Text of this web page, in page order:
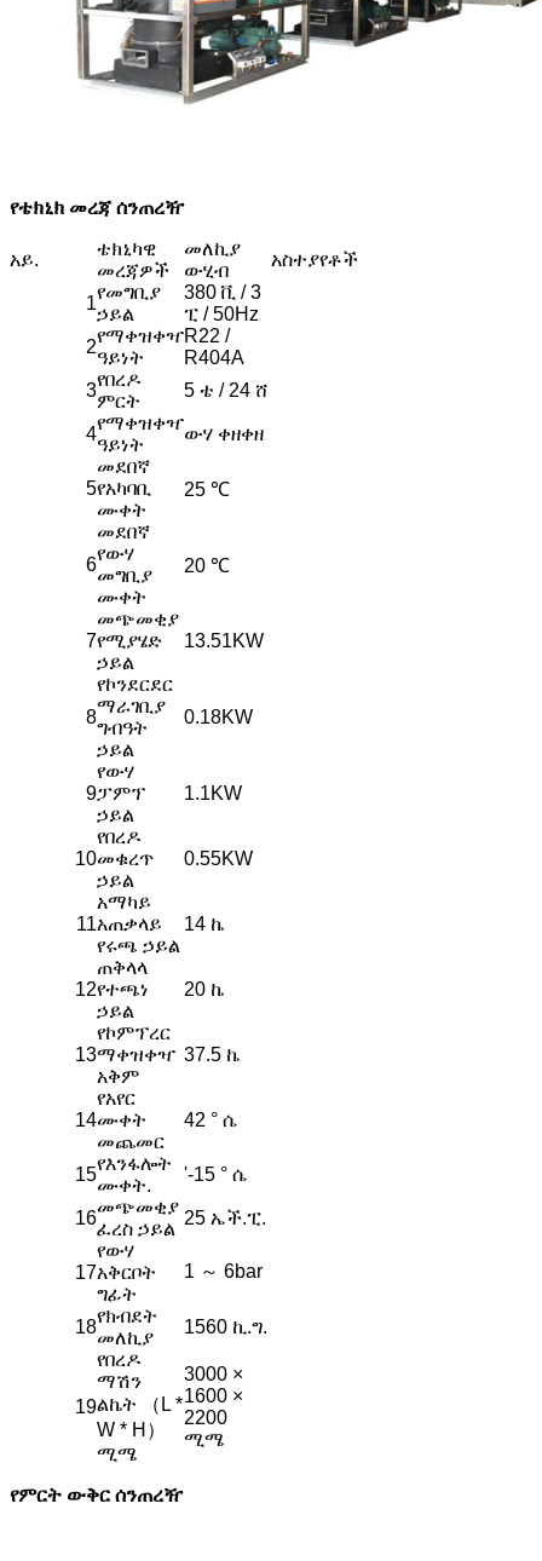
የቴክኒክ መረጃ ሰንጠረዥ
አይ.
ቴክኒካዊ
መረጃዎች
መለኪያ
ውሂብ
አስተያየቶች
1
የመግቢያ
ኃይል
380 ቪ / 3
ፒ / 50Hz
2
የማቀዝቀዣ
ዓይነት
R22 /
R404A
3
የበረዶ
ምርት
5 ቴ / 24 ሸ
4
የማቀዝቀዣ
ዓይነት
ውሃ ቀዘቀዘ
5
መደበኛ
የአካባቢ
ሙቀት
25 ℃
6
መደበኛ
የውሃ
መግቢያ
ሙቀት
20 ℃
7
መጭመቂያ
የሚያሄድ
ኃይል
13.51KW
8
የኮንደርደር
ማራገቢያ
ግብዓት
ኃይል
0.18KW
9
የውሃ
ፓምፕ
ኃይል
1.1KW
10
የበረዶ
መቁረጥ
ኃይል
0.55KW
11
አማካይ
አጠቃላይ
የሩጫ ኃይል
14 ኬ
12
ጠቅላላ
የተጫነ
ኃይል
20 ኬ
13
የኮምፕረር
ማቀዝቀዣ
አቅም
37.5 ኬ
14
የአየር
ሙቀት
መጨመር
42 ° ሴ
15
የእንፋሎት
ሙቀት.
'-15 ° ሴ
16
መጭመቂያ
ፈረስ ኃይል
25 ኤች.ፒ.
17
የውሃ
አቅርቦት
ግፊት
1 ～ 6bar
18
የክብደት
መለኪያ
1560 ኪ.ግ.
19
የበረዶ
ማሽን
ልኬት （L *
W * H）
ሚሜ
3000 ×
1600 ×
2200
ሚሜ
የምርት ውቅር ሰንጠረዥ